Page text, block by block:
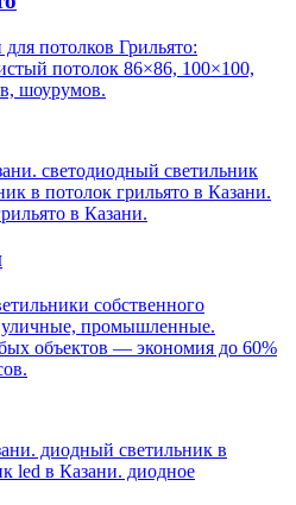
потолков Грильято:
потолок 86×86, 100×100,
шоурумов.
светодиодный светильник
в потолок грильято в Казани.
в Казани.
собственного
уличные, промышленные.
объектов — экономия до 60%
диодный светильник в
led в Казани. диодное